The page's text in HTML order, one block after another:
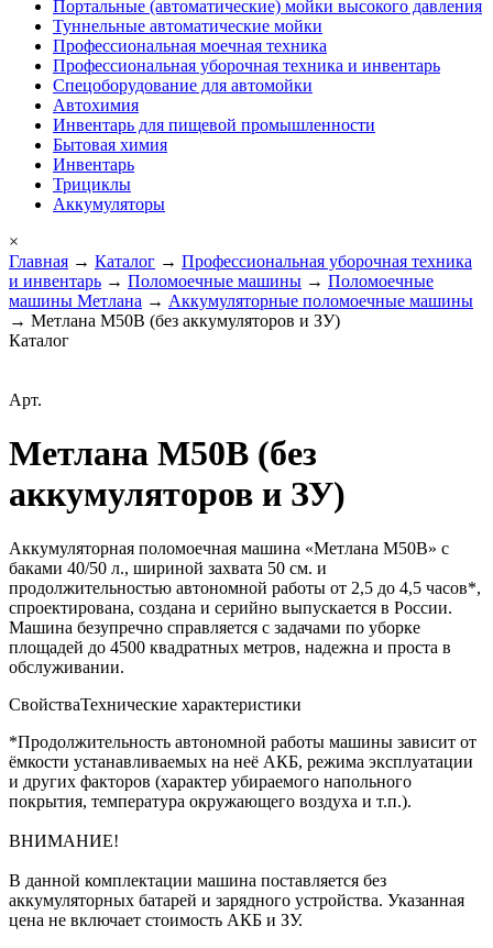
Портальные (автоматические) мойки высокого давления
Туннельные автоматические мойки
Профессиональная моечная техника
Профессиональная уборочная техника и инвентарь
Спецоборудование для автомойки
Автохимия
Инвентарь для пищевой промышленности
Бытовая химия
Инвентарь
Трициклы
Аккумуляторы
×
Главная → Каталог → Профессиональная уборочная техника
и инвентарь → Поломоечные машины → Поломоечные
машины Метлана → Аккумуляторные поломоечные машины
→ Метлана М50B (без аккумуляторов и ЗУ)
Каталог
Арт.
Метлана М50B (без
аккумуляторов и ЗУ)
Аккумуляторная поломоечная машина «Метлана M50B» с
баками 40/50 л., шириной захвата 50 см. и
продолжительностью автономной работы от 2,5 до 4,5 часов*,
спроектирована, создана и серийно выпускается в России.
Машина безупречно справляется с задачами по уборке
площадей до 4500 квадратных метров, надежна и проста в
обслуживании.
СвойстваТехнические характеристики
*Продолжительность автономной работы машины зависит от
ёмкости устанавливаемых на неё АКБ, режима эксплуатации
и других факторов (характер убираемого напольного
покрытия, температура окружающего воздуха и т.п.).
ВНИМАНИЕ!
В данной комплектации машина поставляется без
аккумуляторных батарей и зарядного устройства. Указанная
цена не включает стоимость АКБ и ЗУ.